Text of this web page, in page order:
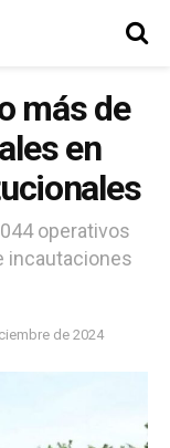
más de
en
operativos
incautaciones
de 2024